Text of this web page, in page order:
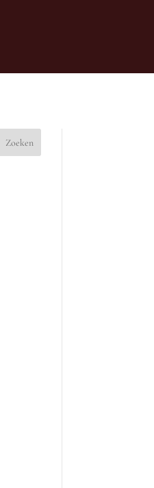
Zoeken